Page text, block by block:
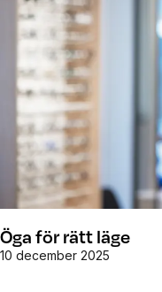
Öga för rätt läge
10 december 2025